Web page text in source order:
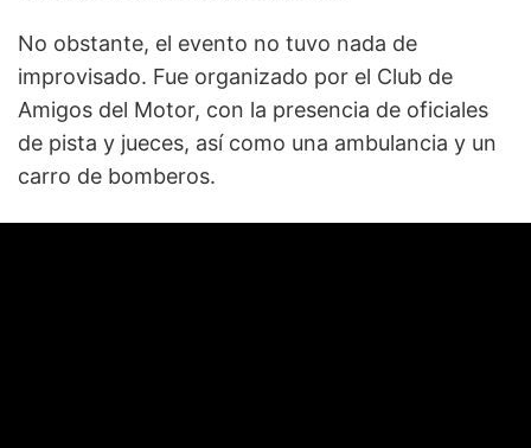
No obstante, el evento no tuvo nada de
improvisado. Fue organizado por el Club de
Amigos del Motor, con la presencia de oficiales
de pista y jueces, así como una ambulancia y un
carro de bomberos.